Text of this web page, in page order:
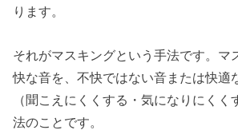
ります。
それがマスキングという手法です。マ
快な音を、不快ではない音または快適
（聞こえにくくする・気になりにくく
法のことです。